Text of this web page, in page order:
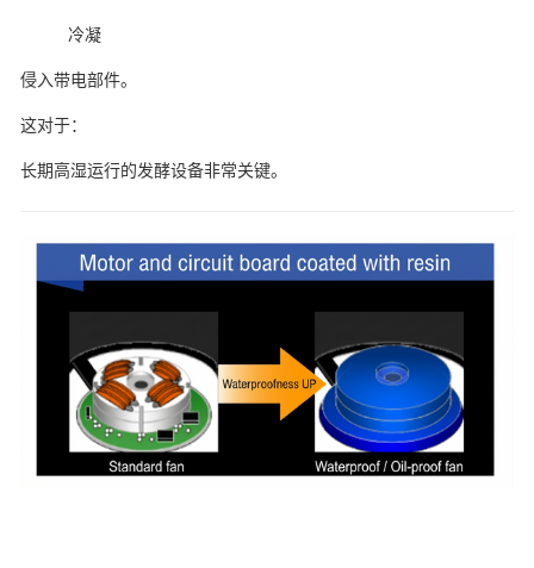
冷凝
侵入带电部件。
这对于：
长期高湿运行的发酵设备非常关键。